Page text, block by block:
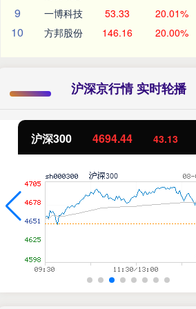
9 一博科技 53.33 20.01%
10 方邦股份 146.16 20.00%
沪深京行情 实时轮播
沪深300 4694.44 43.13